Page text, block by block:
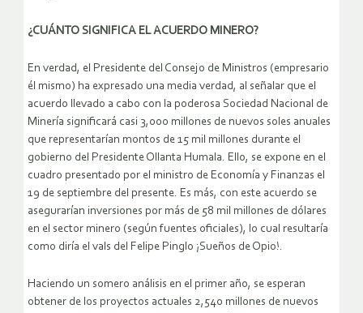
¿CUÁNTO SIGNIFICA EL ACUERDO MINERO?
En verdad, el Presidente del Consejo de Ministros (empresario
él mismo) ha expresado una media verdad, al señalar que el
acuerdo llevado a cabo con la poderosa Sociedad Nacional de
Minería significará casi 3,000 millones de nuevos soles anuales
que representarían montos de 15 mil millones durante el
gobierno del Presidente Ollanta Humala. Ello, se expone en el
cuadro presentado por el ministro de Economía y Finanzas el
19 de septiembre del presente. Es más, con este acuerdo se
asegurarían inversiones por más de 58 mil millones de dólares
en el sector minero (según fuentes oficiales), lo cual resultaría
como diría el vals del Felipe Pinglo ¡Sueños de Opio!.
Haciendo un somero análisis en el primer año, se esperan
obtener de los proyectos actuales 2,540 millones de nuevos